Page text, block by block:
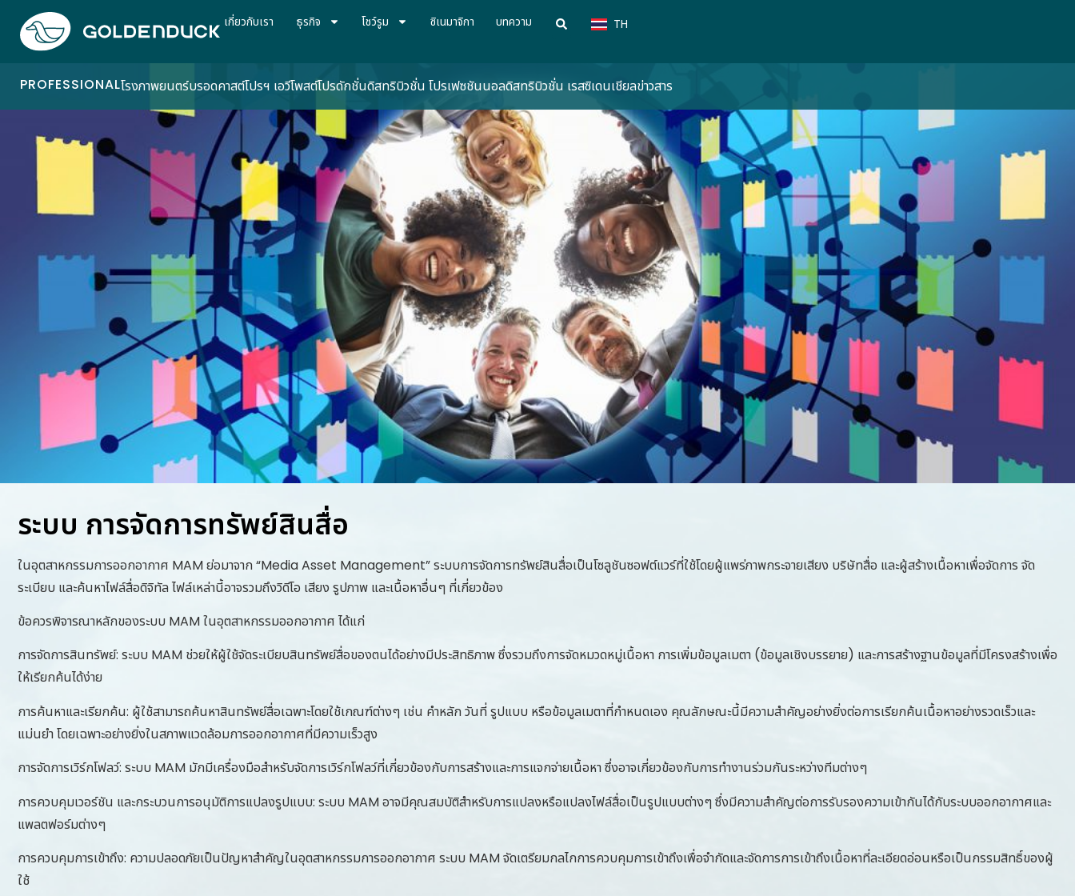
เกี่ยวกับเรา ธุรกิจ โชว์รูม ซิเนมาจิกา บทความ TH
CN
PROFESSIONALโรงภาพยนตร์บรอดคาสต์โปรฯ เอวีโพสต์โปรดักชั่นดิสทริบิวชั่น โปรเฟซชันนอลดิสทริบิวชั่น เรสซิเดนเชียลข่าวสาร
ระบบ การจัดการทรัพย์สินสื่อ
ในอุตสาหกรรมการออกอากาศ MAM ย่อมาจาก “Media Asset Management” ระบบการจัดการทรัพย์สินสื่อเป็นโซลูชันซอฟต์แวร์ที่ใช้โดยผู้แพร่ภาพกระจายเสียง บริษัทสื่อ และผู้สร้างเนื้อหาเพื่อจัดการ จัด
ระเบียบ และค้นหาไฟล์สื่อดิจิทัล ไฟล์เหล่านี้อาจรวมถึงวิดีโอ เสียง รูปภาพ และเนื้อหาอื่นๆ ที่เกี่ยวข้อง
ข้อควรพิจารณาหลักของระบบ MAM ในอุตสาหกรรมออกอากาศ ได้แก่
การจัดการสินทรัพย์: ระบบ MAM ช่วยให้ผู้ใช้จัดระเบียบสินทรัพย์สื่อของตนได้อย่างมีประสิทธิภาพ ซึ่งรวมถึงการจัดหมวดหมู่เนื้อหา การเพิ่มข้อมูลเมตา (ข้อมูลเชิงบรรยาย) และการสร้างฐานข้อมูลที่มีโครงสร้างเพื่อ
ให้เรียกค้นได้ง่าย
การค้นหาและเรียกค้น: ผู้ใช้สามารถค้นหาสินทรัพย์สื่อเฉพาะโดยใช้เกณฑ์ต่างๆ เช่น คำหลัก วันที่ รูปแบบ หรือข้อมูลเมตาที่กำหนดเอง คุณลักษณะนี้มีความสำคัญอย่างยิ่งต่อการเรียกค้นเนื้อหาอย่างรวดเร็วและ
แม่นยำ โดยเฉพาะอย่างยิ่งในสภาพแวดล้อมการออกอากาศที่มีความเร็วสูง
การจัดการเวิร์กโฟลว์: ระบบ MAM มักมีเครื่องมือสำหรับจัดการเวิร์กโฟลว์ที่เกี่ยวข้องกับการสร้างและการแจกจ่ายเนื้อหา ซึ่งอาจเกี่ยวข้องกับการทำงานร่วมกันระหว่างทีมต่างๆ
การควบคุมเวอร์ชัน และกระบวนการอนุมัติการแปลงรูปแบบ: ระบบ MAM อาจมีคุณสมบัติสำหรับการแปลงหรือแปลงไฟล์สื่อเป็นรูปแบบต่างๆ ซึ่งมีความสำคัญต่อการรับรองความเข้ากันได้กับระบบออกอากาศและ
แพลตฟอร์มต่างๆ
การควบคุมการเข้าถึง: ความปลอดภัยเป็นปัญหาสำคัญในอุตสาหกรรมการออกอากาศ ระบบ MAM จัดเตรียมกลไกการควบคุมการเข้าถึงเพื่อจำกัดและจัดการการเข้าถึงเนื้อหาที่ละเอียดอ่อนหรือเป็นกรรมสิทธิ์ของผู้
ใช้